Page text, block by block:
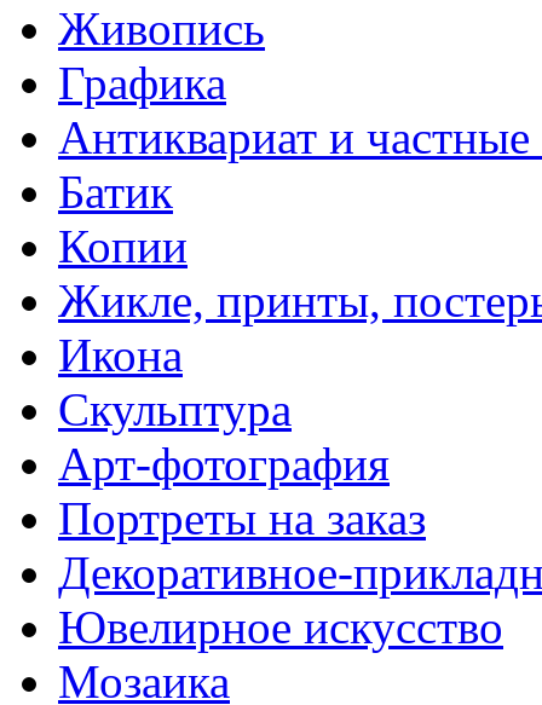
Живопись
Графика
Антиквариат и
Батик
Копии
Жикле, принты,
Икона
Скульптура
Арт-фотография
Портреты на заказ
Декоративное-
Ювелирное искусство
Мозаика